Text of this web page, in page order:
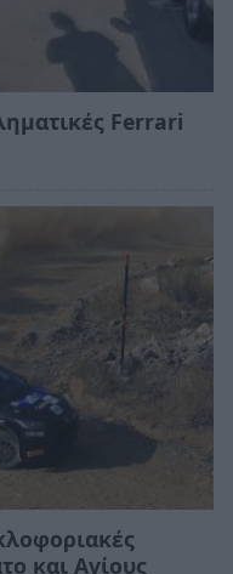
Ferrari
και Αγίους